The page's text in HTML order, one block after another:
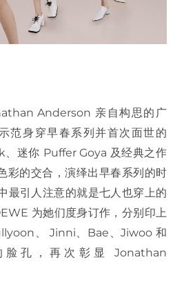
Anderson 亲自构思的广
范身穿早春系列并首次面世的
迷你 Puffer Goya 及经典之作
彩的交合，演绎出早春系列的时
最引人注意的就是七人也穿上的
为她们度身订作，分别印上
、 Jinni、Bae、Jiwoo 和
脸孔，再次彰显 Jonathan